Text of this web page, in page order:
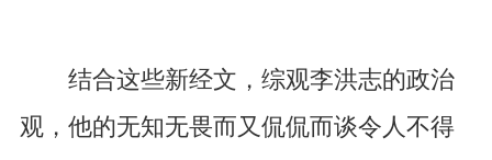
结合这些新经文，综观李洪志的政治
观，他的无知无畏而又侃侃而谈令人不得